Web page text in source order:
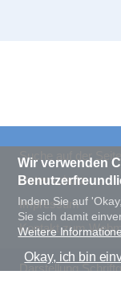
Darstellung
Suche auf der Seite
Datenschutz
Impressum
Kontakt zum
Wir verwenden
Indem Sie auf
Sie sich damit
Weitere
Okay, ich bin